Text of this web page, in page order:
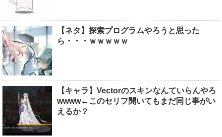
【ネタ】探索プログラムやろうと思った
ら・・・ｗｗｗｗｗ
【キャラ】Vectorのスキンなんていらんやろ
wwww←このセリフ聞いてもまだ同じ事がい
えるか？